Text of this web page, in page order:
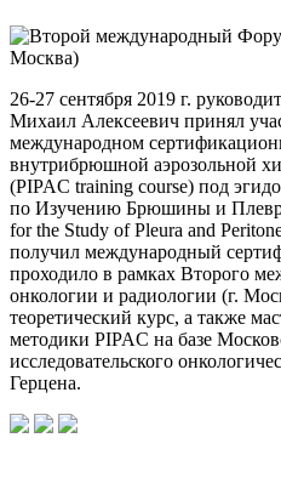
26-27 сентября 2019 г.
Михаил Алексеевич принял
международном
внутрибрюшной аэрозольной
(PIPAC training course) под
по Изучению Брюшины и
for the Study of Pleura and
получил международный
проходило в рамках Второго
онкологии и радиологии (г.
теоретический курс, а также
методики PIPAC на базе
исследовательского
Герцена.